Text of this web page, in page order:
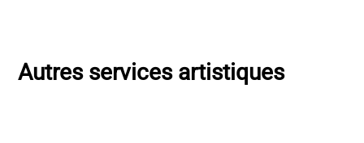
Autres services artistiques